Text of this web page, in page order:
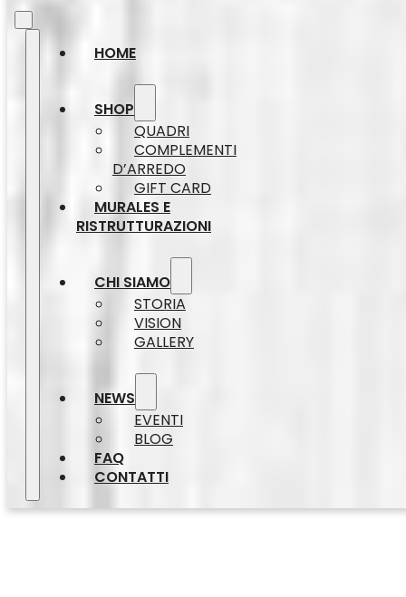
HOME
SHOP
QUADRI
COMPLEMENTI
D’ARREDO
GIFT CARD
MURALES E
RISTRUTTURAZIONI
CHI SIAMO
STORIA
VISION
GALLERY
NEWS
EVENTI
BLOG
FAQ
CONTATTI